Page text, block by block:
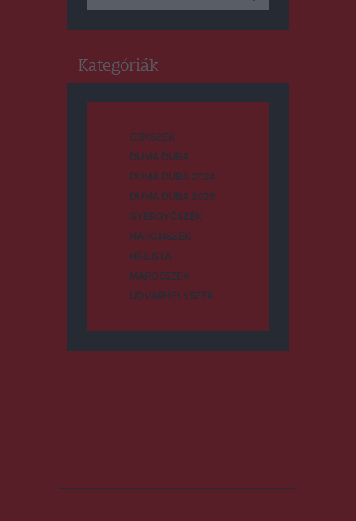
Kategóriák
CSÍKSZÉK
DUMA DUBA
DUMA DUBA 2024
DUMA DUBA 2026
GYERGYÓSZÉK
HÁROMSZÉK
HÍRLISTA
MAROSSZÉK
UDVARHELYSZÉK